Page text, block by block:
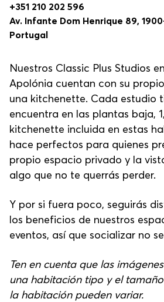
+351 210 202 596
Av. Infante Dom Henrique 89,
Portugal
Nuestros Classic Plus Studios
Apolónia cuentan con su
una kitchenette. Cada estudio
encuentra en las plantas baja,
kitchenette incluida en estas
hace perfectos para quienes
propio espacio privado y la
algo que no te querrás perder.
Y por si fuera poco, seguirás
los beneficios de nuestros
eventos, así que socializar no
Ten en cuenta que las
una habitación tipo y el
la habitación pueden variar.